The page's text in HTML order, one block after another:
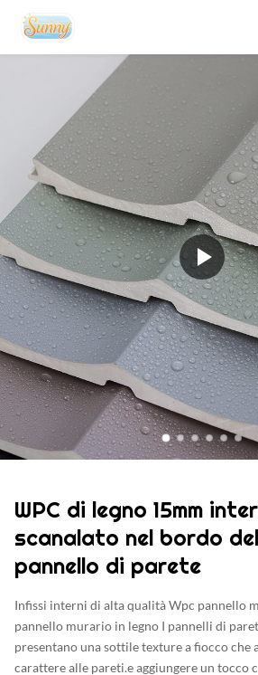
WPC di legno 15mm
scanalato nel bordo
pannello di parete
Infissi interni di alta qualità Wpc pannello
pannello murario in legno I pannelli di
presentano una sottile texture a fiocco che
carattere alle pareti.e aggiungere un tocco